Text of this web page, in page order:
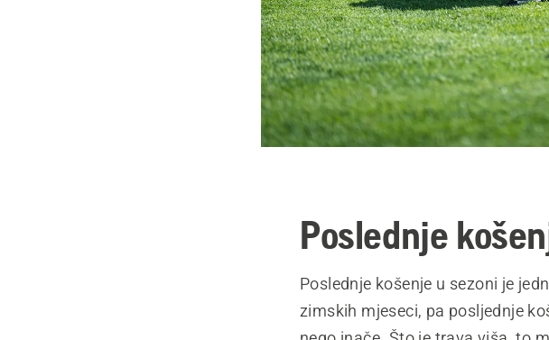
Poslednje
Poslednje košenje u sezoni je
zimskih mjeseci, pa posljednje